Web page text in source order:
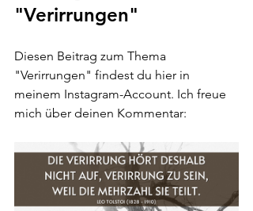
"Verirrungen"
Diesen Beitrag zum Thema
"Verirrungen" findest du hier in
meinem Instagram-Account. Ich freue
mich über deinen Kommentar: